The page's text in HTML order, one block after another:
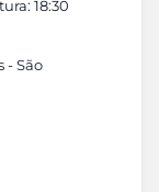
18:30
- São